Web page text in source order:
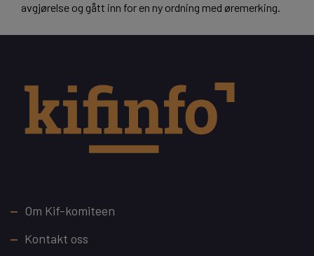
avgjørelse og gått inn for en ny ordning med øremerking.
Footer
Om Kif-komiteen
Kontakt oss